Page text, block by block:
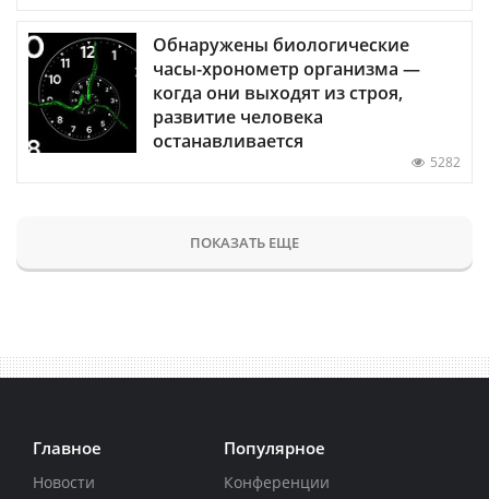
Обнаружены биологические
часы-хронометр организма —
когда они выходят из строя,
развитие человека
останавливается
5282
ПОКАЗАТЬ ЕЩЕ
Главное
Новости
Популярное
Конференции